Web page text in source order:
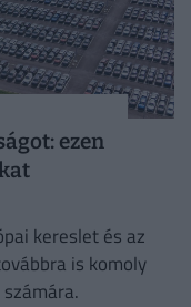
ezen
kereslet és az
is komoly